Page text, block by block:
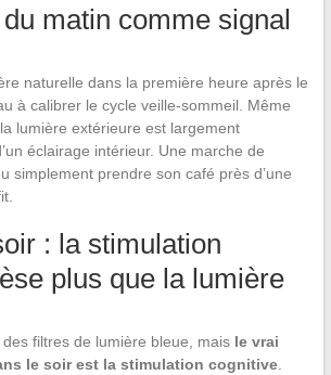
matin comme signal
naturelle dans la première heure après le
à calibrer le cycle veille-sommeil. Même
lumière extérieure est largement
éclairage intérieur. Une marche de
simplement prendre son café près d’une
: la stimulation
plus que la lumière
filtres de lumière bleue, mais le vrai
le soir est la stimulation cognitive.